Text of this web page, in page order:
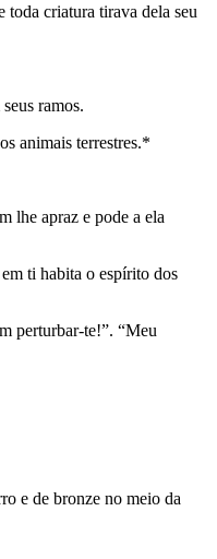
toda criatura tirava dela seu
ramos.
animais terrestres.*
lhe apraz e pode a ela
ti habita o espírito dos
perturbar-te!”. “Meu
e de bronze no meio da